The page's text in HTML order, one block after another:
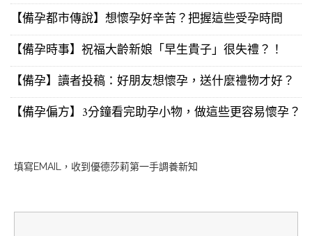
【備孕都市傳說】想懷孕好辛苦？把握這些受孕時間
【備孕時事】祝福大齡新娘「早生貴子」很失禮？！
【備孕】讀者投稿：好朋友想懷孕，送什麼禮物才好？
【備孕偏方】3分鐘看完助孕小物，做這些更容易懷孕？
填寫EMAIL，收到優德莎莉第一手調養新知